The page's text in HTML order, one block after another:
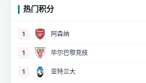
热门积分
1 阿森纳
1 毕尔巴鄂竞技
1 亚特兰大